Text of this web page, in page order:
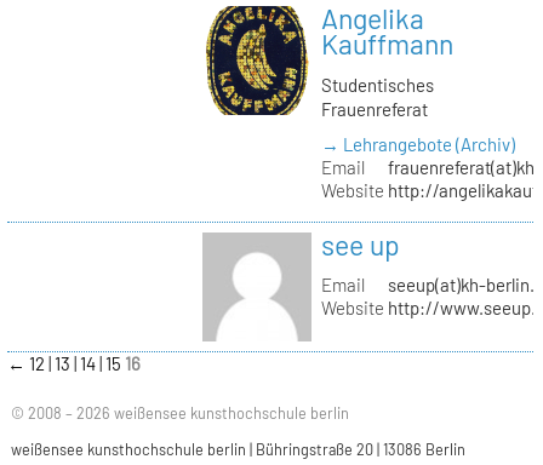
Angelika
Kauffmann
Studentisches
Frauenreferat
→ Lehrangebote (Archiv)
Email
Website http://
see up
Email
seeup(at)kh-
Website http://
← 12 13 14 15 16
© 2008 – 2026 weißensee kunsthochschule berlin
weißensee kunsthochschule berlin | Bühringstraße 20 | 13086 Berlin